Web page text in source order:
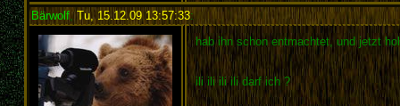
Bärwolf,Tu, 15.12.09 13:57:33:
hab ihn schon entmachtet, und jetzt
ili ili ili ili darf ich ?